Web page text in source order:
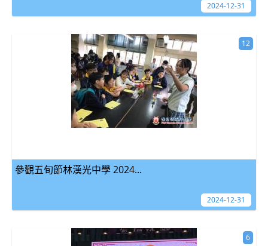
2024-12-31
參觀五旬節林漢光中學 2024...
12
2024-12-31
6